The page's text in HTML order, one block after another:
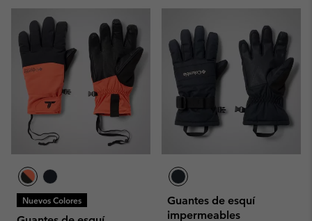
Nuevos Colores
Guantes de esquí
impermeables